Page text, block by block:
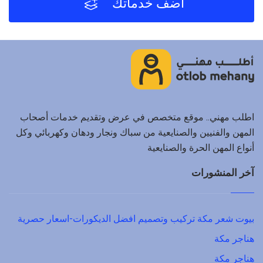
أضف خدماتك
اطلب مهني.. موقع متخصص في عرض وتقديم خدمات أصحاب
المهن والفنيين والصنايعية من سباك ونجار ودهان وكهربائي وكل
أنواع المهن الحرة والصنايعية
آخر المنشورات
بيوت شعر مكة تركيب وتصميم افضل الديكورات-اسعار حصرية
هناجر مكة
هناجر مكة